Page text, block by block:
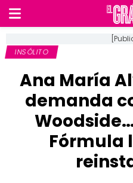
INSÓLITO
Ana María
demanda
Fórmula